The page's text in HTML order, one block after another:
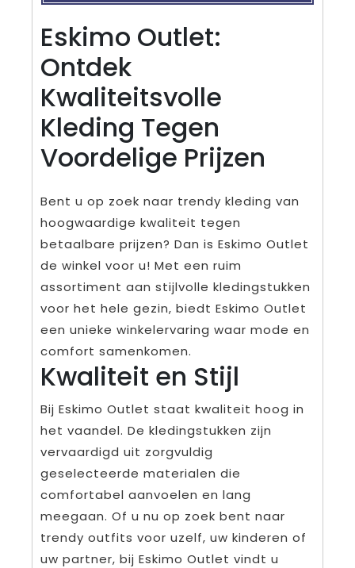
Eskimo Outlet:
Ontdek
Kwaliteitsvolle
Kleding Tegen
Voordelige Prijzen
Bent u op zoek naar trendy kleding van
hoogwaardige kwaliteit tegen
betaalbare prijzen? Dan is Eskimo Outlet
de winkel voor u! Met een ruim
assortiment aan stijlvolle kledingstukken
voor het hele gezin, biedt Eskimo Outlet
een unieke winkelervaring waar mode en
comfort samenkomen.
Kwaliteit en Stijl
Bij Eskimo Outlet staat kwaliteit hoog in
het vaandel. De kledingstukken zijn
vervaardigd uit zorgvuldig
geselecteerde materialen die
comfortabel aanvoelen en lang
meegaan. Of u nu op zoek bent naar
trendy outfits voor uzelf, uw kinderen of
uw partner, bij Eskimo Outlet vindt u